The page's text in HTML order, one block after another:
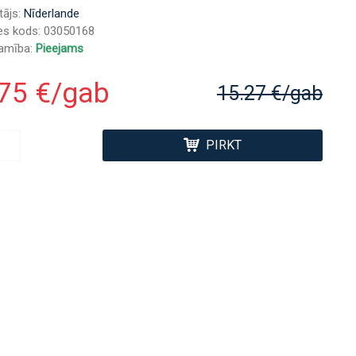
Nīderlande
kods: 03050168
Pieejams
€/gab 15.27 €/gab
PIRKT